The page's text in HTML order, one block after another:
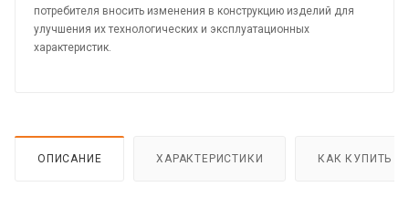
потребителя вносить изменения в конструкцию изделий для
улучшения их технологических и эксплуатационных
характеристик.
ОПИСАНИЕ ХАРАКТЕРИСТИКИ КАК КУПИТЬ